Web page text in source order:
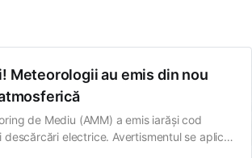
Meteorologii au emis din nou
de Mediu (AMM) a emis iarăși cod
electrice. Avertismentul se aplică